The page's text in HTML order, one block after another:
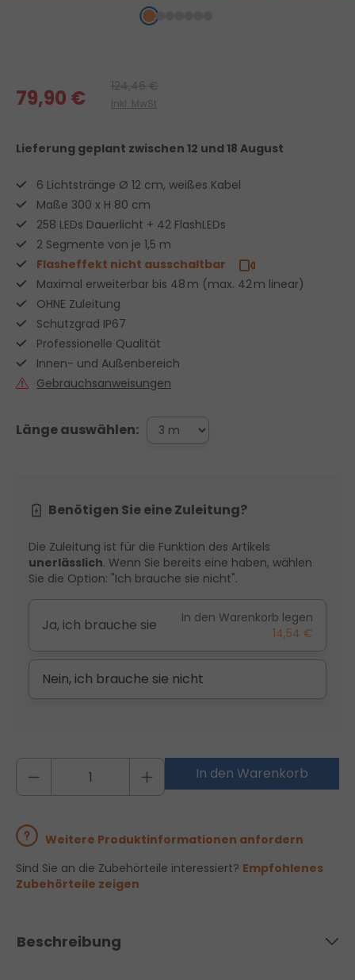
79,90 € 124,46 €
Inkl. MwSt
Lieferung geplant zwischen 12 und 18 August
6 Lichtstränge Ø 12 cm, weißes Kabel
Maße 300 x H 80 cm
258 LEDs Dauerlicht + 42 FlashLEDs
2 Segmente von je 1,5 m
Flasheffekt nicht ausschaltbar
Maximal erweiterbar bis 48 m (max. 42 m linear)
OHNE Zuleitung
Schutzgrad IP67
Professionelle Qualität
Innen- und Außenbereich
Gebrauchsanweisungen
Länge auswählen:
Benötigen Sie eine Zuleitung?
Die Zuleitung ist für die Funktion des Artikels
unerlässlich. Wenn Sie bereits eine haben, wählen
Sie die Option: "Ich brauche sie nicht".
Ja, ich brauche sie
In den Warenkorb legen
14,54 €
Nein, ich brauche sie nicht
In den Warenkorb
Weitere Produktinformationen anfordern
Sind Sie an die Zubehörteile interessiert? Empfohlenes
Zubehörteile zeigen
Beschreibung